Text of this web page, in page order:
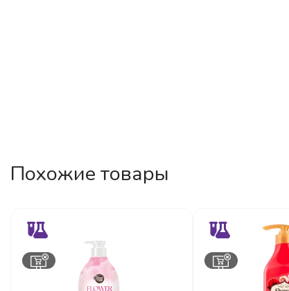
Похожие товары